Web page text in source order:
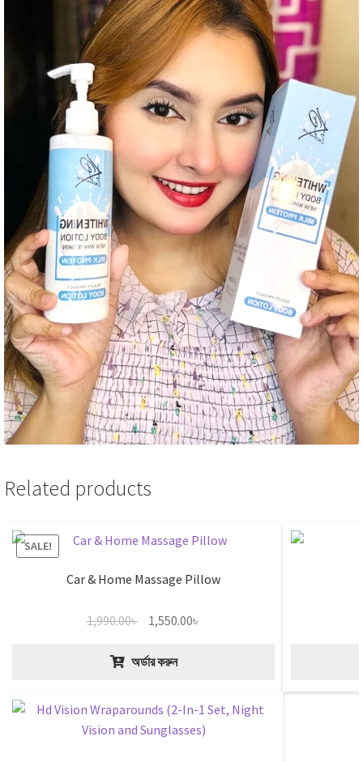
Related products
Car & Home Massage Pillow
SALE!
1,990.00৳ Original
was:
1,550.00৳
অর্ডার করুন